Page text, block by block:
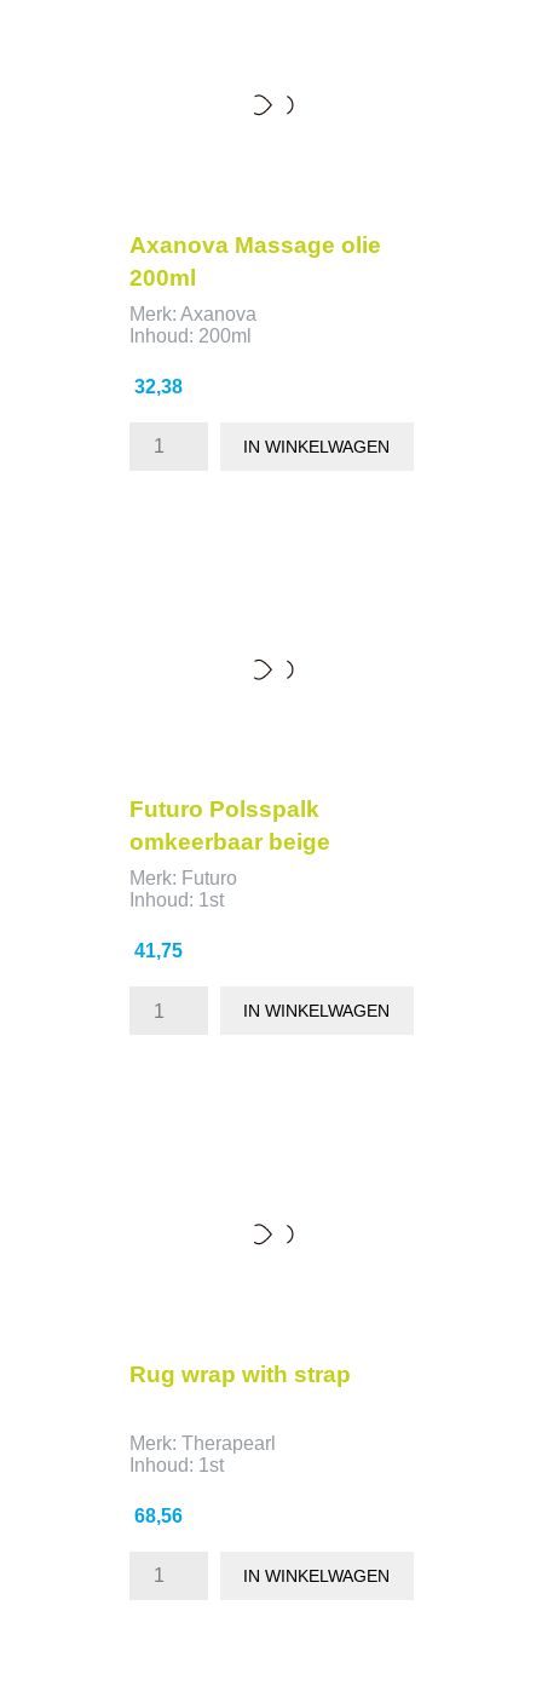
Axanova Massage olie
200ml
Merk: Axanova
Inhoud: 200ml
Prijs
32,38
IN WINKELWAGEN
Futuro Polsspalk
omkeerbaar beige
medium 1st
Merk: Futuro
Inhoud: 1st
Prijs
41,75
IN WINKELWAGEN
Rug wrap with strap
Merk: Therapearl
Inhoud: 1st
Prijs
68,56
IN WINKELWAGEN